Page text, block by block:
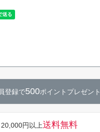
登録で500ポイントプレゼント
20,000円以上送料無料